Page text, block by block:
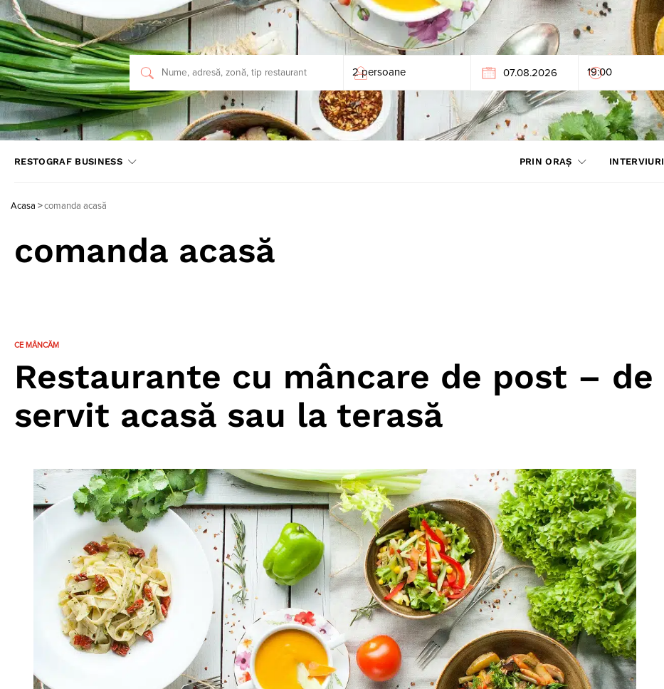
RESTOGRAF BUSINESS PRIN ORAȘ INTERVIURI
Acasa >comanda acasă
comanda acasă
CE MÂNCĂM
Restaurante cu mâncare de post – de
servit acasă sau la terasă